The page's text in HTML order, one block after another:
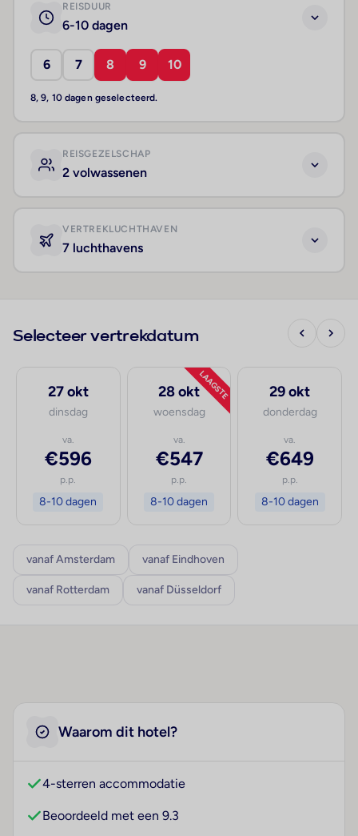
REISDUUR
6-10 dagen
6 7 8 9 10
8, 9, 10 dagen geselecteerd.
REISGEZELSCHAP
2 volwassenen
VERTREKLUCHTHAVEN
7 luchthavens
Selecteer vertrekdatum
27 okt
dinsdag
va.
€596
p.p.
8-10 dagen
LAAGSTE
28 okt
woensdag
va.
€547
p.p.
8-10 dagen
29 okt
donderdag
va.
€649
p.p.
8-10 dagen
vanaf Amsterdam vanaf Eindhoven
vanaf Rotterdam vanaf Düsseldorf
Waarom dit hotel?
4-sterren accommodatie
Beoordeeld met een 9.3